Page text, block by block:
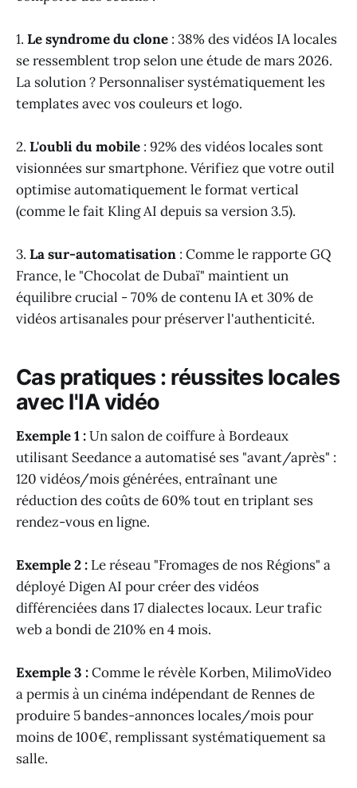
1. Le syndrome du clone : 38% des vidéos IA locales
se ressemblent trop selon une étude de mars 2026.
La solution ? Personnaliser systématiquement les
templates avec vos couleurs et logo.
2. L'oubli du mobile : 92% des vidéos locales sont
visionnées sur smartphone. Vérifiez que votre outil
optimise automatiquement le format vertical
(comme le fait Kling AI depuis sa version 3.5).
3. La sur-automatisation : Comme le rapporte GQ
France, le "Chocolat de Dubaï" maintient un
équilibre crucial - 70% de contenu IA et 30% de
vidéos artisanales pour préserver l'authenticité.
Cas pratiques : réussites locales
avec l'IA vidéo
Exemple 1 :Un salon de coiffure à Bordeaux
utilisant Seedance a automatisé ses "avant/après" :
120 vidéos/mois générées, entraînant une
réduction des coûts de 60% tout en triplant ses
rendez-vous en ligne.
Exemple 2 : Le réseau "Fromages de nos Régions" a
déployé Digen AI pour créer des vidéos
différenciées dans 17 dialectes locaux. Leur trafic
web a bondi de 210% en 4 mois.
Exemple 3 :Comme le révèle Korben, MilimoVideo
a permis à un cinéma indépendant de Rennes de
produire 5 bandes-annonces locales/mois pour
moins de 100€, remplissant systématiquement sa
salle.